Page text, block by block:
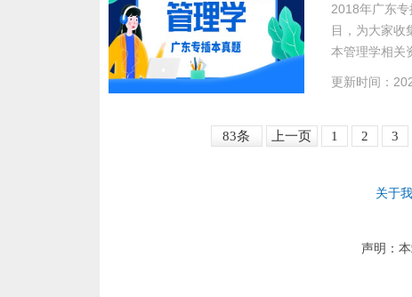
2018年广东
目，为大家收
本管理学相关
更新时间：
83条 上一页 1 2 3
关于
声明：